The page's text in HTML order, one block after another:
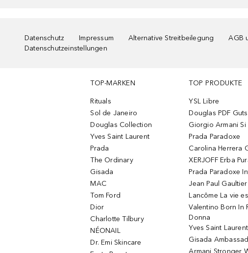
Datenschutz Impressum Alternative Streitbeilegung
AGB
Datenschutzeinstellungen
TOP-MARKEN
Rituals
Sol de Janeiro
Douglas Collection
Yves Saint Laurent
Prada
The Ordinary
Gisada
MAC
Tom Ford
Dior
Charlotte Tilbury
NÉONAIL
Dr. Emi Skincare
TOP PRODUKTE
YSL Libre
Douglas PDF
Giorgio Armani Si
Prada Paradoxe
Carolina Herrera
XERJOFF Erba
Prada Paradoxe
Jean Paul
Lancôme La vie
Valentino Born In
Donna
Yves Saint
Gisada
Armani Stronger